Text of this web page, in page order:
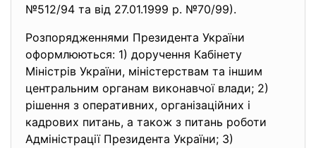
№512/94 та від 27.01.1999 р. №70/99).
Розпорядженнями Президента України
оформлюються: 1) доручення Кабінету
Міністрів України, міністерствам та іншим
центральним органам виконавчої влади; 2)
рішення з оперативних, організаційних і
кадрових питань, а також з питань роботи
Адміністрації Президента України; 3)